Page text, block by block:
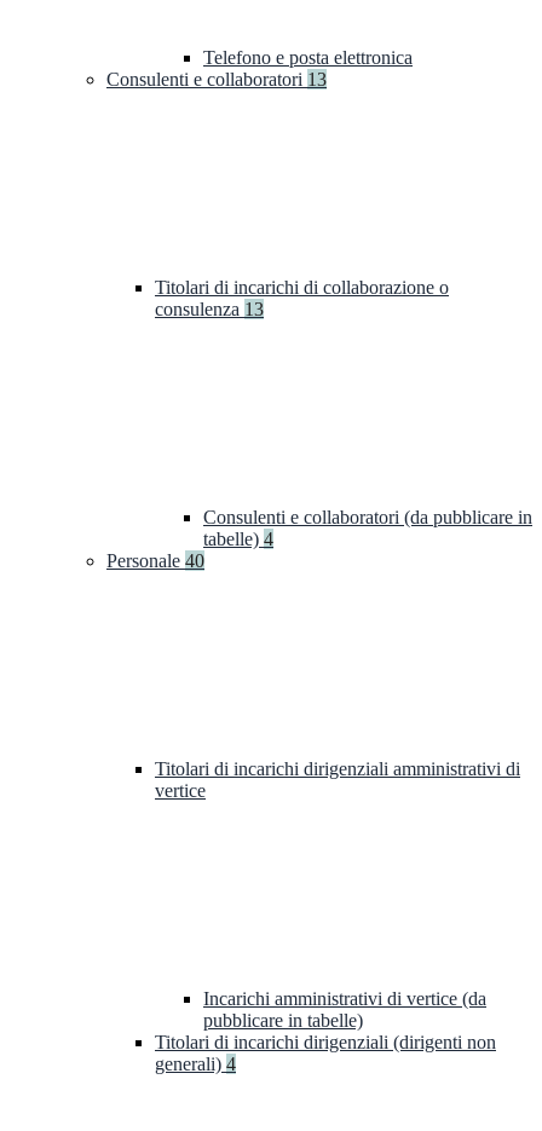
Telefono e posta elettronica
Consulenti e collaboratori 13
Titolari di incarichi di collaborazione o
consulenza 13
Consulenti e collaboratori (da pubblicare in
tabelle) 4
Personale 40
Titolari di incarichi dirigenziali amministrativi di
vertice
Incarichi amministrativi di vertice (da
pubblicare in tabelle)
Titolari di incarichi dirigenziali (dirigenti non
generali) 4